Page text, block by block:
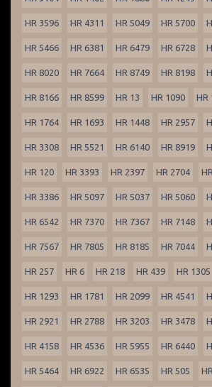
HR 3596 HR 4311 HR 5049 HR 5700
HR 5466 HR 6381 HR 6479 HR 6728
HR 8020 HR 7664 HR 8749 HR 8198
HR 8166 HR 8599 HR 13 HR 1090 HR
HR 1764 HR 1693 HR 1448 HR 2957
HR 3308 HR 5521 HR 6140 HR 8919
HR 120 HR 3393 HR 2397 HR 2704
HR 3386 HR 5097 HR 5037 HR 5060
HR 6542 HR 7370 HR 7367 HR 7148
HR 7567 HR 7805 HR 8185 HR 7044
HR 257 HR 6 HR 218 HR 439 HR 1305
HR 1293 HR 1781 HR 2099 HR 4541
HR 2921 HR 2788 HR 3203 HR 3478
HR 4158 HR 4536 HR 5955 HR 6440
HR 5464 HR 6922 HR 6535 HR 505